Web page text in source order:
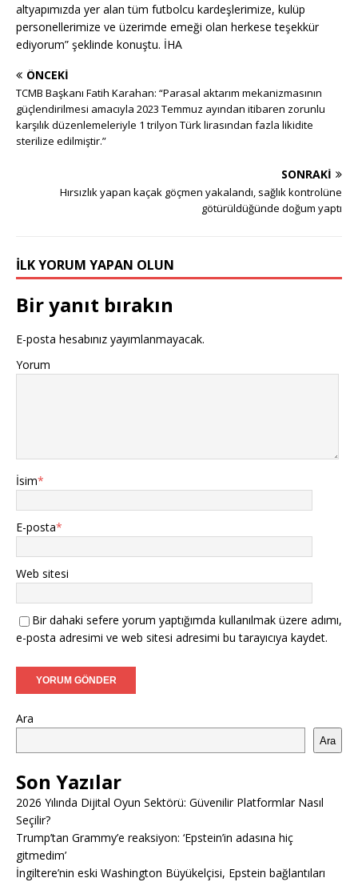
altyapımızda yer alan tüm futbolcu kardeşlerimize, kulüp
personellerimize ve üzerimde emeği olan herkese teşekkür
ediyorum” şeklinde konuştu. İHA
ÖNCEKI
TCMB Başkanı Fatih Karahan: “Parasal aktarım mekanizmasının
güçlendirilmesi amacıyla 2023 Temmuz ayından itibaren zorunlu
karşılık düzenlemeleriyle 1 trilyon Türk lirasından fazla likidite
sterilize edilmiştir.”
SONRAKI
Hırsızlık yapan kaçak göçmen yakalandı, sağlık kontrolüne
götürüldüğünde doğum yaptı
İLK YORUM YAPAN OLUN
Bir yanıt bırakın
E-posta hesabınız yayımlanmayacak.
Yorum
İsim*
E-posta*
Web sitesi
Bir dahaki sefere yorum yaptığımda kullanılmak üzere adımı,
e-posta adresimi ve web sitesi adresimi bu tarayıcıya kaydet.
Ara
Ara
Son Yazılar
2026 Yılında Dijital Oyun Sektörü: Güvenilir Platformlar Nasıl
Seçilir?
Trump’tan Grammy’e reaksiyon: ‘Epstein’in adasına hiç
gitmedim’
İngiltere’nin eski Washington Büyükelçisi, Epstein bağlantıları